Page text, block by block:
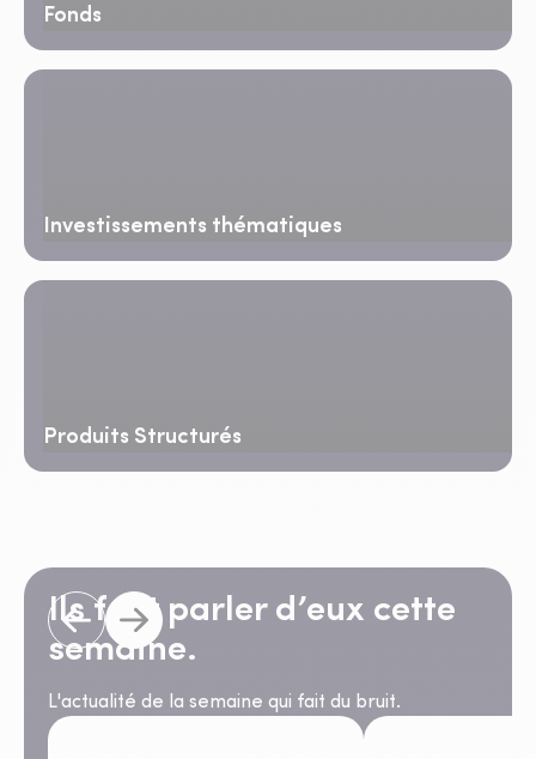
Fonds
Investissements thématiques
Produits Structurés
Ils font parler d’eux cette
semaine.
L'actualité de la semaine qui fait du bruit.